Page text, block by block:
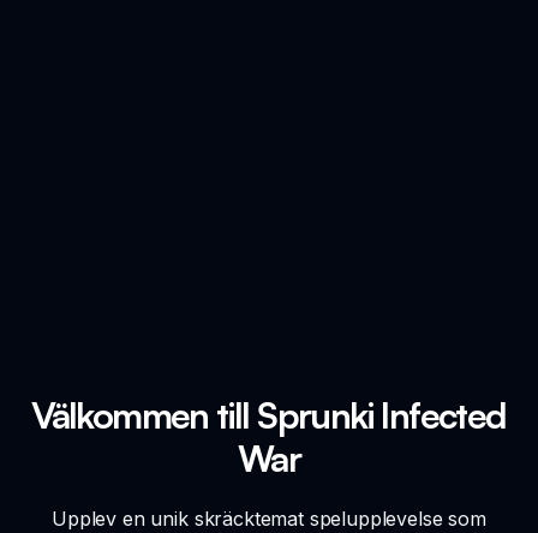
Välkommen till Sprunki Infected
War
Upplev en unik skräcktemat spelupplevelse som